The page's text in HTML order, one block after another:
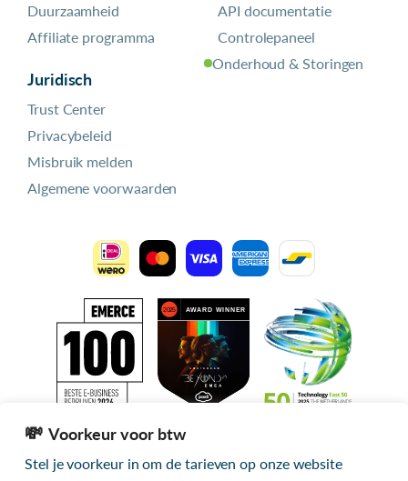
Duurzaamheid
Affiliate programma
Juridisch
Trust Center
Privacybeleid
Misbruik melden
Algemene voorwaarden
API documentatie
Controlepaneel
Onderhoud & Storingen
Voorkeur voor btw
Stel je voorkeur in om de tarieven op onze website